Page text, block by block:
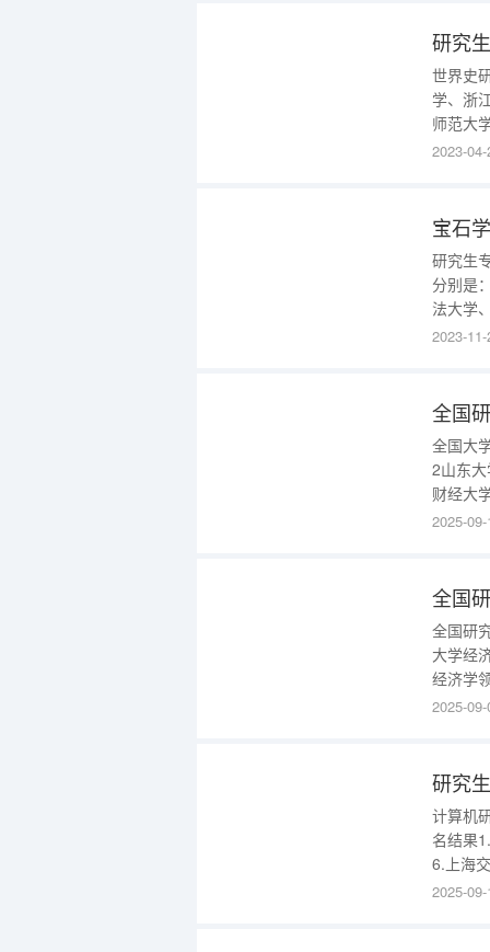
京航
研究
世界史
学、浙
师范大
研究生
2023-
宝石
研究生
分别是
法大学
际贸易
2023-
全国
全国大
2山东
财经大
财经大
2025-
全国
全国研
大学经
经济学
京大学
2025-
研究
计算机
名结果
6.上海
汉大学
2025-